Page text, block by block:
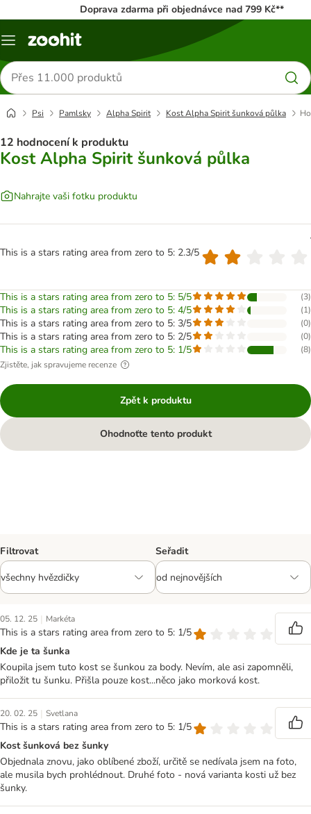
Doprava zdarma při objednávce nad 799 Kč**
Menu
Hledat
produkty
Psi Pamlsky Alpha Spirit Kost Alpha Spirit šunková půlka
12 hodnocení k produktu
Kost Alpha Spirit šunková půlka
Nahrajte vaši fotku produktu
This is a stars rating area from zero to 5: 2.3/5
This is a stars rating area from zero to 5: 5/5 (3)
This is a stars rating area from zero to 5: 4/5 (1)
This is a stars rating area from zero to 5: 3/5 (0)
This is a stars rating area from zero to 5: 2/5 (0)
This is a stars rating area from zero to 5: 1/5 (8)
Zjistěte, jak spravujeme recenze
Zpět k produktu
Ohodnoťte tento produkt
Filtrovat Seřadit
05. 12. 25 | Markéta
This is a stars rating area from zero to 5: 1/5
Kde je ta šunka
Koupila jsem tuto kost se šunkou za body. Nevím, ale asi zapomněli,
přiložit tu šunku. Přišla pouze kost...něco jako morková kost.
20. 02. 25 | Svetlana
This is a stars rating area from zero to 5: 1/5
Kost šunková bez šunky
Objednala znovu, jako oblíbené zboží, určitě se nedívala jsem na foto,
ale musila bych prohlédnout. Druhé foto - nová varianta kosti už bez
šunky.